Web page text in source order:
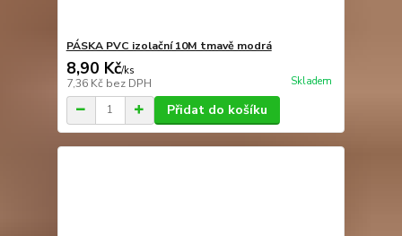
PÁSKA PVC izolační 10M tmavě modrá
8,90 Kč/ks
7,36 Kč bez DPH Skladem
Přidat do košíku